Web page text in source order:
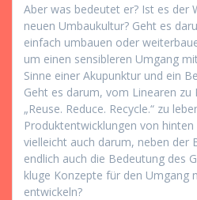
Aber was bedeutet er? Ist es der
neuen Umbaukultur? Geht es
einfach umbauen oder
um einen sensibleren Umgang
Sinne einer Akupunktur und ein
Geht es darum, vom Linearen
„Reuse. Reduce. Recycle.“ zu
Produktentwicklungen von
vielleicht auch darum, neben der
endlich auch die Bedeutung des
kluge Konzepte für den Umgang
entwickeln?